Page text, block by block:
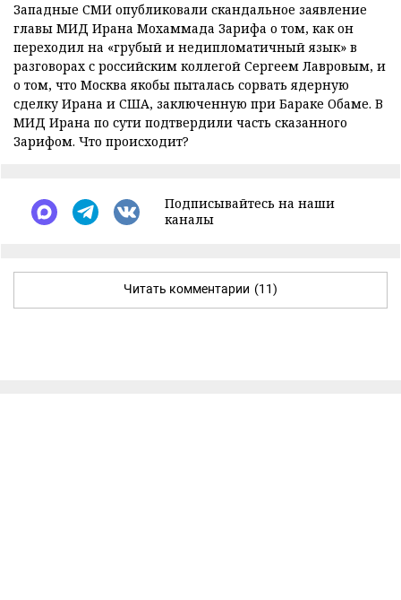
Западные СМИ опубликовали скандальное заявление
главы МИД Ирана Мохаммада Зарифа о том, как он
переходил на «грубый и недипломатичный язык» в
разговорах с российским коллегой Сергеем Лавровым, и
о том, что Москва якобы пыталась сорвать ядерную
сделку Ирана и США, заключенную при Бараке Обаме. В
МИД Ирана по сути подтвердили часть сказанного
Зарифом. Что происходит?
Подписывайтесь на наши
каналы
Читать комментарии (11)